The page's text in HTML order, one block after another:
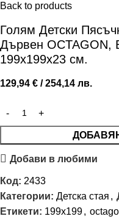
Back to products
Голям Детски
Дървен OCTAGON,
199х199х23 см.
129,94 € / 254,14 лв.
Добави в любими
Код: 2433
Категории: Детска стая ,
Етикети: 199x199,